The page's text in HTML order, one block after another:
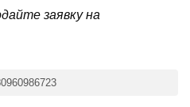
заявку на